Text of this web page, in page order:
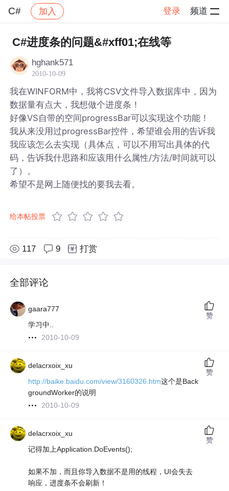
C# 加入 登录 频道
社区 C# 帖子详情
C#进度条的问题&#xff01;在线等
hghank571
2010-10-09
我在WINFORM中，我将CSV文件导入数据库中，因为
数据量有点大，我想做个进度条！
好像VS自带的空间progressBar可以实现这个功能！
我从来没用过progressBar控件，希望谁会用的告诉我
我应该怎么去实现（具体点，可以不用写出具体的代
码，告诉我什思路和应该用什么属性/方法/时间就可以
了）。
希望不是网上随便找的要我去看。
给本帖投票
117 9 打赏
全部评论
gaara777
学习中..
2010-10-09
赞
delacrxoix_xu
http://baike.baidu.com/view/3160326.htm这个是Back
groundWorker的说明
2010-10-09
赞
delacrxoix_xu
记得加上Application.DoEvents();
如果不加，而且你导入数据不是用的线程，UI会失去
响应，进度条不会刷新！
赞